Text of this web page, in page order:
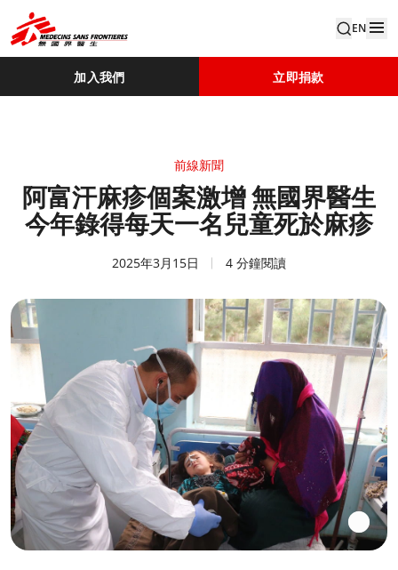
EN
加入我們 立即捐款
前線新聞
阿富汗麻疹個案激增 無國界醫生
今年錄得每天一名兒童死於麻疹
2025年3月15日 4 分鐘閱讀